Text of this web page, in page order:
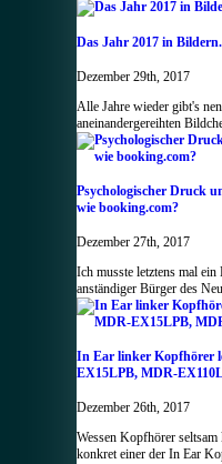
Das Jahr 2017 in
Dezember 29th, 2017
Alle Jahre wieder gibt's
aneinandergereihten
Psychologischer Druck
wie booking.com?
Dezember 27th, 2017
Ich musste letztens mal
anständiger Bürger des
In Ear linker Kopfhörer
EX15LPB, MDR-
Dezember 26th, 2017
Wessen Kopfhörer
konkret einer der In Ear